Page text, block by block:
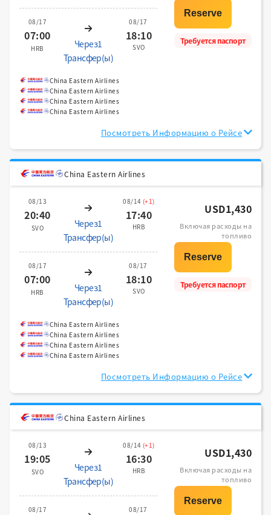
08/17
07:00
HRB
Через1
Трансфер(ы)
08/17
18:10
SVO
Требуется паспорт
China Eastern Airlines
China Eastern Airlines
China Eastern Airlines
China Eastern Airlines
Посмотреть Информацию о Рейсе
China Eastern Airlines
08/13
20:40
SVO
Через1
Трансфер(ы)
08/14 (+1)
17:40
HRB
08/17
07:00
HRB
Через1
Трансфер(ы)
08/17
18:10
SVO
USD1,430
Включая расходы на
топливо
Требуется паспорт
China Eastern Airlines
China Eastern Airlines
China Eastern Airlines
China Eastern Airlines
Посмотреть Информацию о Рейсе
China Eastern Airlines
08/13
19:05
SVO
Через1
Трансфер(ы)
08/14 (+1)
16:30
HRB
08/17 08/17
USD1,430
Включая расходы на
топливо